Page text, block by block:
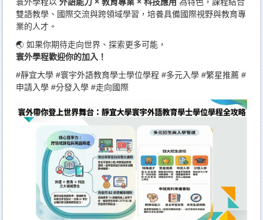
寰外學程以 外語能力 × 教育專業 × 科技應用 為特色，課程結合
雙語教學、國際交流與跨領域學習，培養具備國際視野與教育專
業的人才。
🌏 如果你期待走向世界、探索更多可能，
寰外學程歡迎你的加入！
#靜宜大學 #寰宇外語教育學士學位學程 #多元入學 #繁星推薦 #
申請入學 #分發入學 #走向國際